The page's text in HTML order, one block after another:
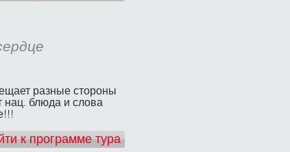
разные стороны
нац. блюда и слова
к программе тура